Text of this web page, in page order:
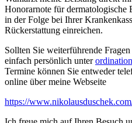
Honorarnote für dermatologische
in der Folge bei Ihrer
Rückerstattung einreichen.
Sollten Sie weiterführende
einfach persönlich unter
Termine können Sie entweder
online über meine Webseite
https://